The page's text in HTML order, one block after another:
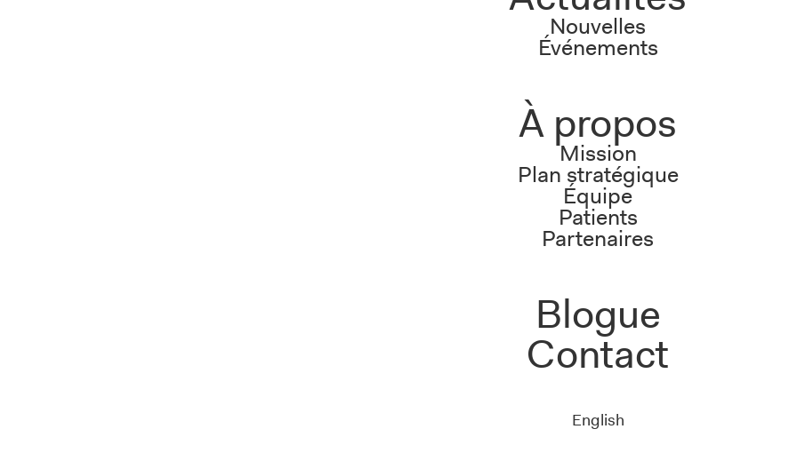
Nouvelles
Événements
À propos
Mission
Plan stratégique
Équipe
Patients
Partenaires
Blogue
Contact
English